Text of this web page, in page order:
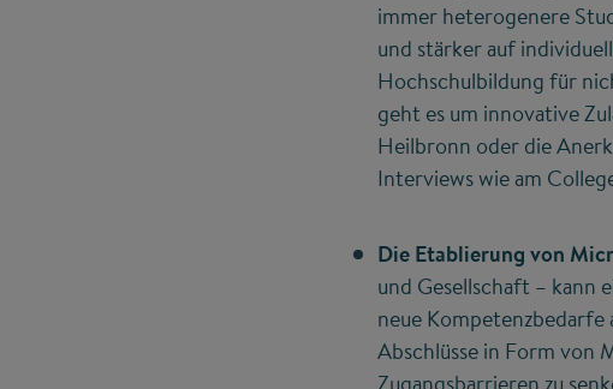
immer heterogenere
und stärker auf
Hochschulbildung für
geht es um innovative
Heilbronn oder die
Interviews wie am
Die Etablierung von
und Gesellschaft – kann
neue Kompetenzbedarfe
Abschlüsse in Form von